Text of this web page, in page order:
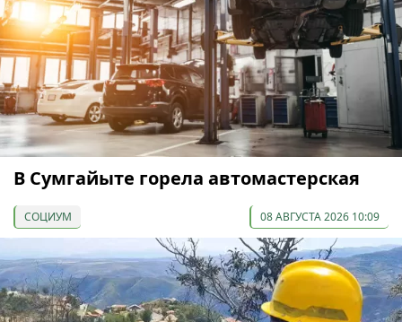
В Сумгайыте горела автомастерская
СОЦИУМ 08 АВГУСТА 2026 10:09